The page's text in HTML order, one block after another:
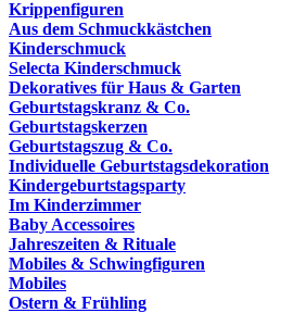
Krippenfiguren
Aus dem Schmuckkästchen
Kinderschmuck
Selecta Kinderschmuck
Dekoratives für Haus & Garten
Geburtstagskranz & Co.
Geburtstagskerzen
Geburtstagszug & Co.
Individuelle Geburtstagsdekoration
Kindergeburtstagsparty
Im Kinderzimmer
Baby Accessoires
Jahreszeiten & Rituale
Mobiles & Schwingfiguren
Mobiles
Ostern & Frühling